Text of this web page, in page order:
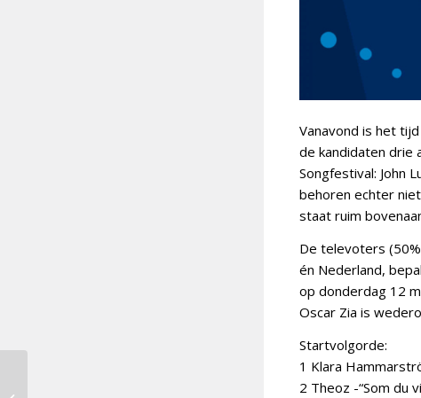
Vanavond is het
de kandidaten drie
Songfestival: John
behoren echter
staat ruim
De televoters
én Nederland,
op donderdag 12
Oscar Zia is
Startvolgorde:
1 Klara
2 Theoz -“Som du